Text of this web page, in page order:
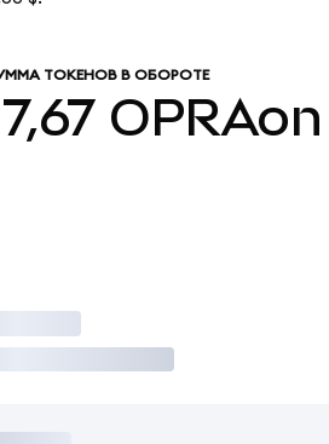
ТОКЕНОВ В ОБОРОТЕ
OPRAon